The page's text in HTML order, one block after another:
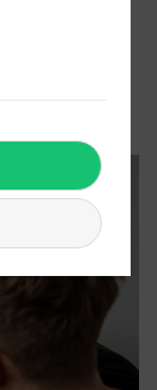
god
holder –